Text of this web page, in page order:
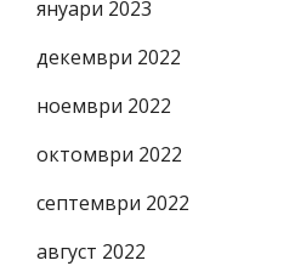
януари 2023
декември 2022
ноември 2022
октомври 2022
септември 2022
август 2022